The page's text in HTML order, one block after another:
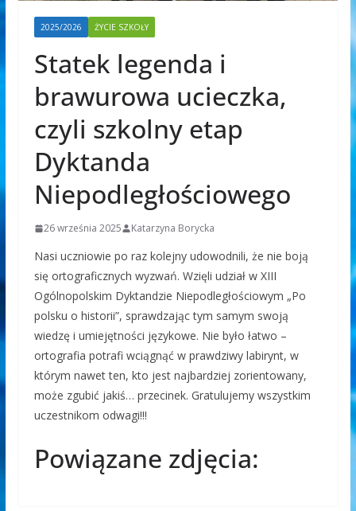
2025/2026 ŻYCIE SZKOŁY
Statek legenda i
brawurowa ucieczka,
czyli szkolny etap
Dyktanda
Niepodległościowego
26 września 2025 Katarzyna Borycka
Nasi uczniowie po raz kolejny udowodnili, że nie boją
się ortograficznych wyzwań. Wzięli udział w XIII
Ogólnopolskim Dyktandzie Niepodległościowym „Po
polsku o historii”, sprawdzając tym samym swoją
wiedzę i umiejętności językowe. Nie było łatwo –
ortografia potrafi wciągnąć w prawdziwy labirynt, w
którym nawet ten, kto jest najbardziej zorientowany,
może zgubić jakiś… przecinek. Gratulujemy wszystkim
uczestnikom odwagi!!!
Powiązane zdjęcia: